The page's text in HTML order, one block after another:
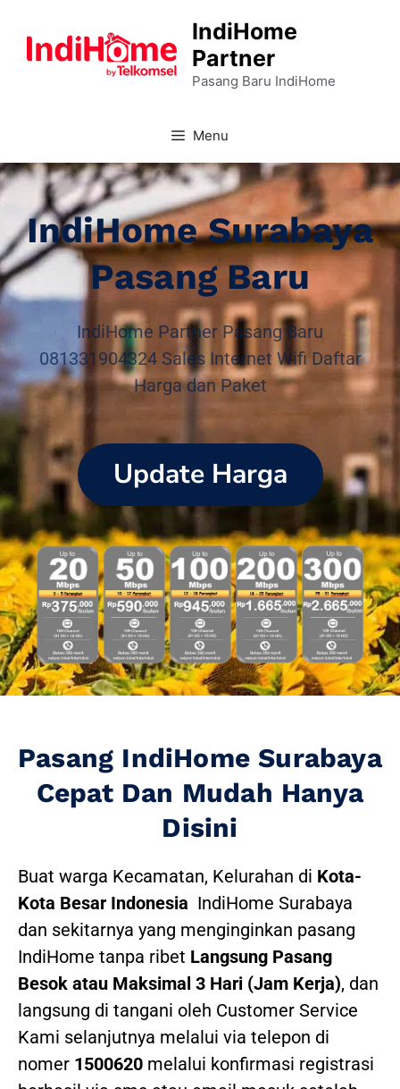
IndiHome
Partner
Pasang Baru IndiHome
Menu
IndiHome Surabaya
Pasang Baru
IndiHome Partner Pasang Baru
081331904324 Sales Internet Wifi Daftar
Harga dan Paket
Update Harga
Pasang IndiHome Surabaya
Cepat Dan Mudah Hanya
Disini
Buat warga Kecamatan, Kelurahan di Kota-
Kota Besar Indonesia IndiHome Surabaya
dan sekitarnya yang menginginkan pasang
IndiHome tanpa ribet Langsung Pasang
Besok atau Maksimal 3 Hari (Jam Kerja), dan
langsung di tangani oleh Customer Service
Kami selanjutnya melalui via telepon di
nomer 1500620 melalui konfirmasi registrasi